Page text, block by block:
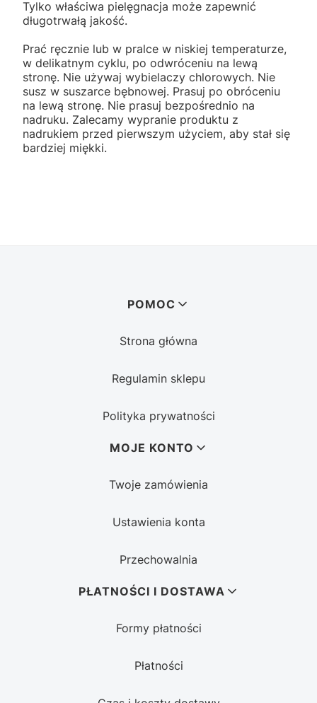
Tylko właściwa pielęgnacja może zapewnić
długotrwałą jakość.
Prać ręcznie lub w pralce w niskiej temperaturze,
w delikatnym cyklu, po odwróceniu na lewą
stronę. Nie używaj wybielaczy chlorowych. Nie
susz w suszarce bębnowej. Prasuj po obróceniu
na lewą stronę. Nie prasuj bezpośrednio na
nadruku. Zalecamy wypranie produktu z
nadrukiem przed pierwszym użyciem, aby stał się
bardziej miękki.
POMOC
Strona główna
Regulamin sklepu
Polityka prywatności
MOJE KONTO
Twoje zamówienia
Ustawienia konta
Przechowalnia
PŁATNOŚCI I DOSTAWA
Formy płatności
Płatności